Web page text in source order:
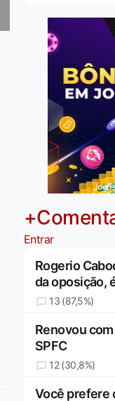
Entrar
Rogerio
da oposição,
13 (87,5%)
Renovou
SPFC
12 (30,8%)
Você prefere